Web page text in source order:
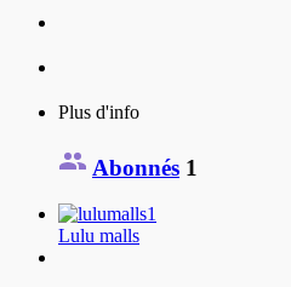
Plus d'info
Abonnés 1
Lulu malls